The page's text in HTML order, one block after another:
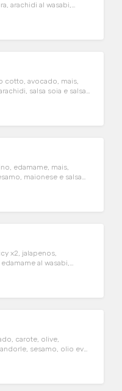
arachidi al wasabi,
cotto, avocado, mais,
salsa soia e salsa
edamame, mais,
maionese e salsa
x2, jalapenos,
al wasabi,
carote, olive,
sesamo, olio evo